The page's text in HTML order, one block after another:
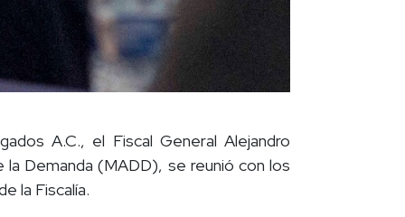
A.C., el Fiscal General Alejandro
Demanda (MADD), se reunió con los
la Fiscalía.